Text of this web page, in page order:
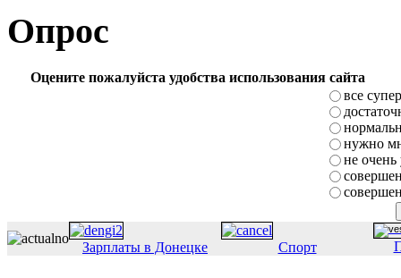
Опрос
Оцените пожалуйста удобства использования сайта
все супер
нужно
не очень
Зарплаты в Донецке Спорт